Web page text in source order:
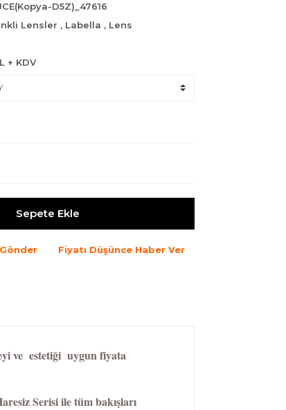
D5Z)_47616
Lensler , Labella , Lens
+ KDV
Sepete Ekle
Fiyatı Düşünce Haber Ver
ve estetiği uygun fiyata
Serisi ile tüm bakışları